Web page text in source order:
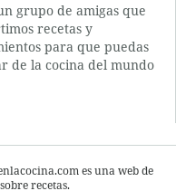
grupo de amigas que
recetas y
para que puedas
de la cocina del mundo
es una web de
recetas.